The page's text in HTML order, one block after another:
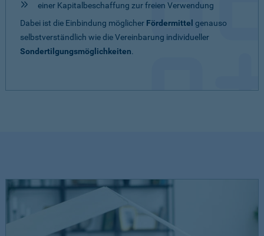
einer Kapitalbeschaffung zur freien Verwendung
Dabei ist die Einbindung möglicher Fördermittel genauso
selbstverständlich wie die Vereinbarung individueller
Sondertilgungsmöglichkeiten.